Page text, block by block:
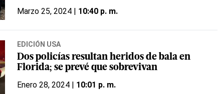
Marzo 25, 2024 | 10:40 p. m.
EDICIÓN USA
Dos policías resultan heridos de bala en
Florida; se prevé que sobrevivan
Enero 28, 2024 | 10:01 p. m.